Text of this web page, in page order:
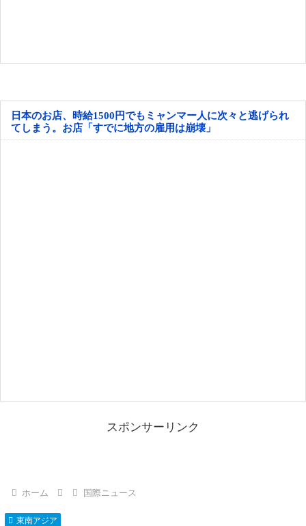
日本のお店、時給1500円でもミャンマー人に次々と逃げられ
てしまう。お店「すでに地方の雇用は崩壊」
スポンサーリンク
ホーム 国際ニュース
東南アジア